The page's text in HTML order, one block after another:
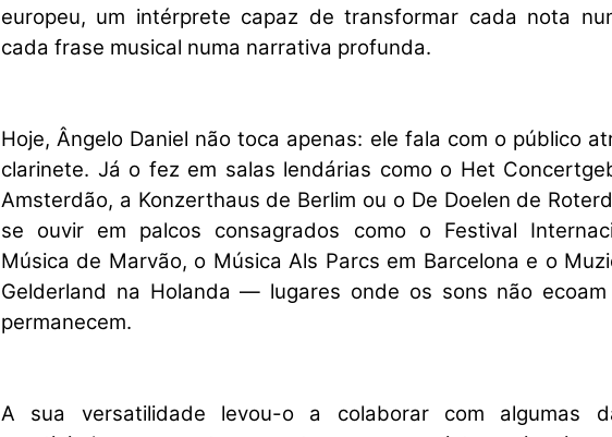
europeu, um intérprete capaz de transformar cada nota
cada frase musical numa narrativa profunda.
Hoje, Ângelo Daniel não toca apenas: ele fala com o público
clarinete. Já o fez em salas lendárias como o Het
Amsterdão, a Konzerthaus de Berlim ou o De Doelen de
se ouvir em palcos consagrados como o Festival
Música de Marvão, o Música Als Parcs em Barcelona e o
Gelderland na Holanda — lugares onde os sons não ecoam
permanecem.
A sua versatilidade levou-o a colaborar com algumas